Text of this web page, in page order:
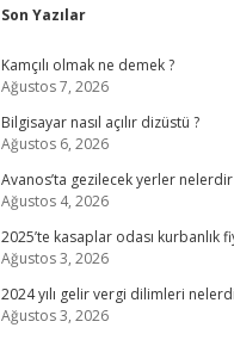
Sidebar
Son Yazılar
Kamçılı olmak ne demek ?
Ağustos 7, 2026
Bilgisayar nasıl açılır dizüstü ?
Ağustos 6, 2026
Avanos’ta gezilecek yerler nelerdir
Ağustos 4, 2026
2025’te kasaplar odası kurbanlık
Ağustos 3, 2026
2024 yılı gelir vergi dilimleri
Ağustos 3, 2026